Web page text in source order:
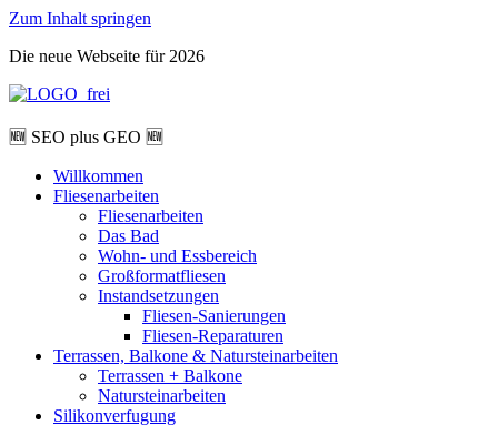
Zum Inhalt springen
Die neue Webseite für 2026
🆕 SEO plus GEO 🆕
Willkommen
Fliesenarbeiten
Fliesenarbeiten
Das Bad
Wohn- und Essbereich
Großformatfliesen
Instandsetzungen
Fliesen-Sanierungen
Fliesen-Reparaturen
Terrassen, Balkone & Natursteinarbeiten
Terrassen + Balkone
Natursteinarbeiten
Silikonverfugung